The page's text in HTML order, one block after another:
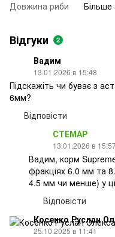
Довжина риби Більше
Відгуки 2
Вадим
13.01.2026 в 15:48
Підскажіть чи буває з
6мм?
Відповісти
СТЕМАР
13.01.2026 в
Вадим, корм
фракціях 6.0 мм та
4.5 мм чи менше) у
Відповісти
Косенко Руслан
25.10.2025 в 11:41